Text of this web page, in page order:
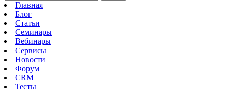
Главная
Блог
Статьи
Семинары
Вебинары
Сервисы
Новости
Форум
CRM
Тесты